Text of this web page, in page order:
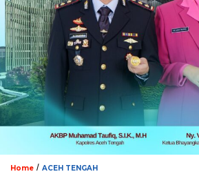
Home / ACEH TENGAH